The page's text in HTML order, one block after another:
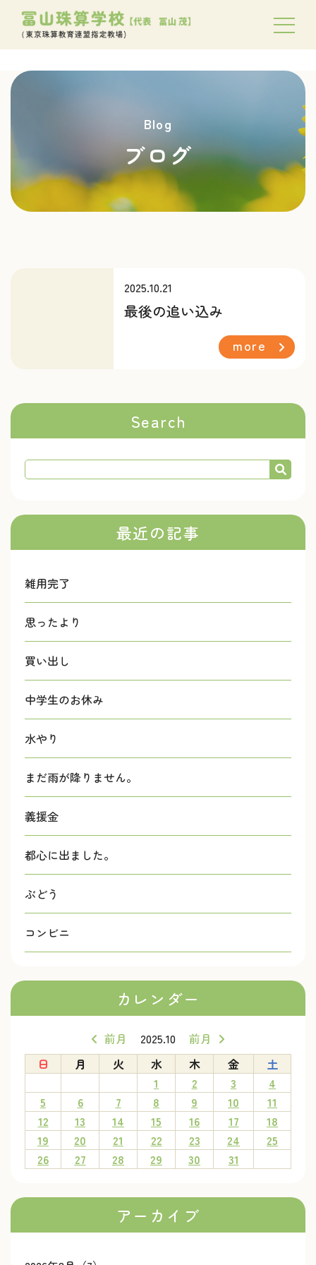
Blog
ブログ
2025.10.21
最後の追い込み
more
Search
最近の記事
雑用完了
思ったより
買い出し
中学生のお休み
水やり
まだ雨が降りません。
義援金
都心に出ました。
ぶどう
コンビニ
カレンダー
前月 2025.10
前月
日
月 火 水 木 金
土
1
2 3
4
5
6 7 8 9 10
11
12
13 14 15 16 17
18
19
20 21 22 23 24
25
26
27 28 29 30 31
アーカイブ